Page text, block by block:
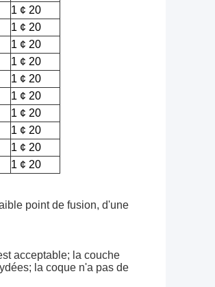
1 ¢ 20
1 ¢ 20
1 ¢ 20
1 ¢ 20
1 ¢ 20
1 ¢ 20
1 ¢ 20
1 ¢ 20
1 ¢ 20
1 ¢ 20
point de fusion, d'une
acceptable; la couche
la coque n'a pas de